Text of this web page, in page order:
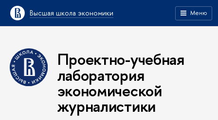
Высшая школа экономики Меню
Проектно-учебная
лаборатория
экономической
журналистики